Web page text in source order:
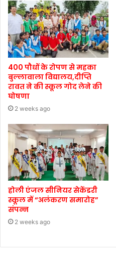
400 पौधों के रोपण से महका
बुल्लावाला विद्यालय,दीप्ति
रावत ने की स्कूल गोद लेने की
घोषणा
2 weeks ago
होली एंजल सीनियर सेकेंडरी
स्कूल में “अलंकरण समारोह”
संपन्न
2 weeks ago